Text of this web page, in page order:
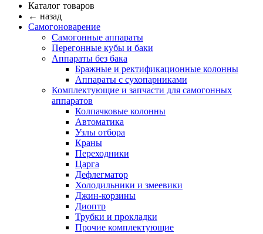
Каталог товаров
← назад
Самогоноварение
Самогонные аппараты
Перегонные кубы и баки
Аппараты без бака
Бражные и ректификационные колонны
Аппараты с сухопарниками
Комплектующие и запчасти для самогонных
аппаратов
Колпачковые колонны
Автоматика
Узлы отбора
Краны
Переходники
Царга
Дефлегматор
Холодильники и змеевики
Джин-корзины
Диоптр
Трубки и прокладки
Прочие комплектующие